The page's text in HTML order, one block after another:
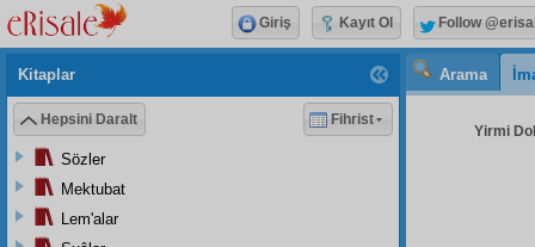
Arama
Yirmi
Kitaplar
Hepsini Daralt Fihrist
Sözler
Mektubat
Lem'alar
Giriş Kayıt Ol Follow